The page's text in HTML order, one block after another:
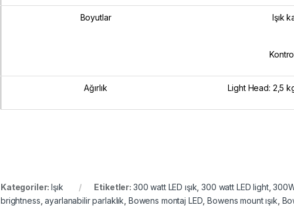
Boyutlar Işık
Ağırlık Light Head: 2,5
Kategoriler:Işık Etiketler: 300 watt LED ışık ,300 watt LED light,
brightness ,ayarlanabilir parlaklık Bowens montaj LED ,Bowens mount ışık